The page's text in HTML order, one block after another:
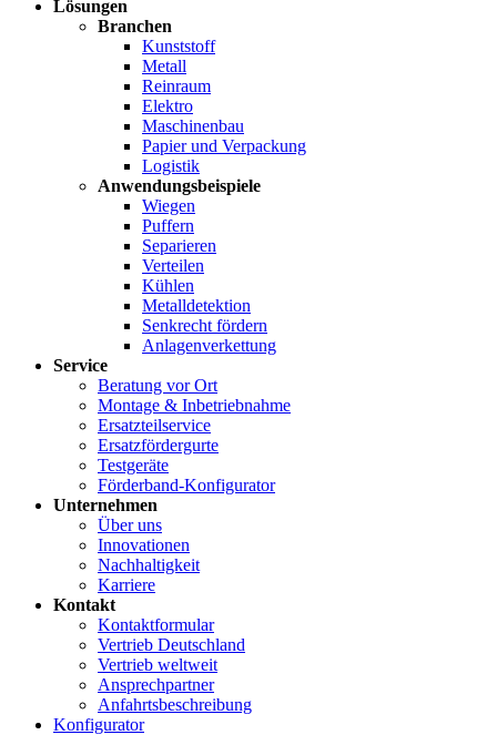
Lösungen
Branchen
Kunststoff
Metall
Reinraum
Elektro
Maschinenbau
Papier und Verpackung
Logistik
Anwendungsbeispiele
Wiegen
Puffern
Separieren
Verteilen
Kühlen
Metalldetektion
Senkrecht fördern
Anlagenverkettung
Service
Beratung vor Ort
Montage & Inbetriebnahme
Ersatzteilservice
Ersatzfördergurte
Testgeräte
Förderband-Konfigurator
Unternehmen
Über uns
Innovationen
Nachhaltigkeit
Karriere
Kontakt
Kontaktformular
Vertrieb Deutschland
Vertrieb weltweit
Ansprechpartner
Anfahrtsbeschreibung
Konfigurator